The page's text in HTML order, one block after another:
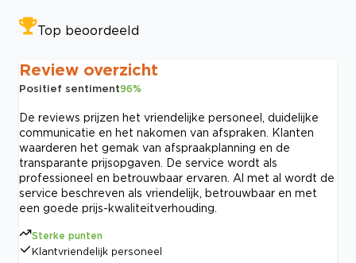
Top beoordeeld
Review overzicht
Positief sentiment96%
De reviews prijzen het vriendelijke personeel, duidelijke
communicatie en het nakomen van afspraken. Klanten
waarderen het gemak van afspraakplanning en de
transparante prijsopgaven. De service wordt als
professioneel en betrouwbaar ervaren. Al met al wordt de
service beschreven als vriendelijk, betrouwbaar en met
een goede prijs-kwaliteitverhouding.
Sterke punten
Klantvriendelijk personeel